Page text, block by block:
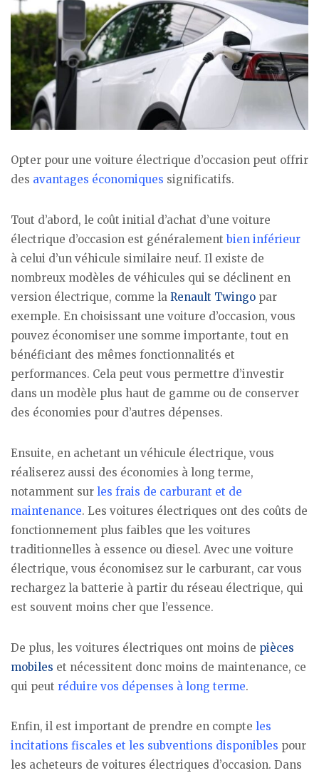
Opter pour une voiture électrique d’occasion peut offrir
des avantages économiques significatifs.
Tout d’abord, le coût initial d’achat d’une voiture
électrique d’occasion est généralement bien inférieur
à celui d’un véhicule similaire neuf. Il existe de
nombreux modèles de véhicules qui se déclinent en
version électrique, comme la Renault Twingo par
exemple. En choisissant une voiture d’occasion, vous
pouvez économiser une somme importante, tout en
bénéficiant des mêmes fonctionnalités et
performances. Cela peut vous permettre d’investir
dans un modèle plus haut de gamme ou de conserver
des économies pour d’autres dépenses.
Ensuite, en achetant un véhicule électrique, vous
réaliserez aussi des économies à long terme,
notamment sur les frais de carburant et de
maintenance. Les voitures électriques ont des coûts de
fonctionnement plus faibles que les voitures
traditionnelles à essence ou diesel. Avec une voiture
électrique, vous économisez sur le carburant, car vous
rechargez la batterie à partir du réseau électrique, qui
est souvent moins cher que l’essence.
De plus, les voitures électriques ont moins de pièces
mobiles et nécessitent donc moins de maintenance, ce
qui peut réduire vos dépenses à long terme.
Enfin, il est important de prendre en compte les
incitations fiscales et les subventions disponibles pour
les acheteurs de voitures électriques d’occasion. Dans